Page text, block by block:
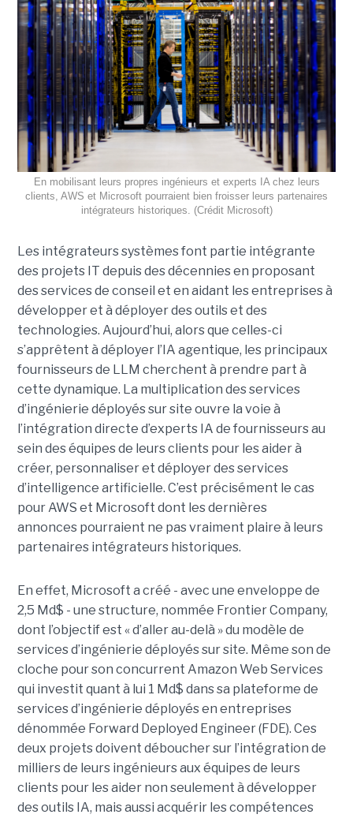
En mobilisant leurs propres ingénieurs et experts IA chez leurs
clients, AWS et Microsoft pourraient bien froisser leurs partenaires
intégrateurs historiques. (Crédit Microsoft)
Les intégrateurs systèmes font partie intégrante
des projets IT depuis des décennies en proposant
des services de conseil et en aidant les entreprises à
développer et à déployer des outils et des
technologies. Aujourd’hui, alors que celles-ci
s’apprêtent à déployer l’IA agentique, les principaux
fournisseurs de LLM cherchent à prendre part à
cette dynamique. La multiplication des services
d’ingénierie déployés sur site ouvre la voie à
l’intégration directe d’experts IA de fournisseurs au
sein des équipes de leurs clients pour les aider à
créer, personnaliser et déployer des services
d’intelligence artificielle. C’est précisément le cas
pour AWS et Microsoft dont les dernières
annonces pourraient ne pas vraiment plaire à leurs
partenaires intégrateurs historiques.
En effet, Microsoft a créé - avec une enveloppe de
2,5 Md$ - une structure, nommée Frontier Company,
dont l’objectif est « d’aller au-delà » du modèle de
services d’ingénierie déployés sur site. Même son de
cloche pour son concurrent Amazon Web Services
qui investit quant à lui 1 Md$ dans sa plateforme de
services d’ingénierie déployés en entreprises
dénommée Forward Deployed Engineer (FDE). Ces
deux projets doivent déboucher sur l’intégration de
milliers de leurs ingénieurs aux équipes de leurs
clients pour les aider non seulement à développer
des outils IA, mais aussi acquérir les compétences